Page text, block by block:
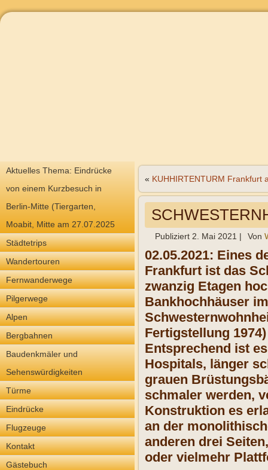
Aktuelles Thema: Eindrücke
von einem Kurzbesuch in
Berlin-Mitte (Tiergarten,
Moabit, Mitte am 27.07.2025
Städtetrips
Wandertouren
Fernwanderwege
Pilgerwege
Alpen
Bergbahnen
Baudenkmäler und
Sehenswürdigkeiten
Türme
Eindrücke
Flugzeuge
Kontakt
Gästebuch
« KUHHIRTENTURM Frankfurt
Publiziert 2. Mai 2021 | Von
02.05.2021: Eines
Frankfurt ist das
zwanzig Etagen
Bankhochhäuser
Fertigstellung
Entsprechend ist
Hospitals, länger
grauen
schmaler werden,
Konstruktion es
an der
anderen drei
oder vielmehr